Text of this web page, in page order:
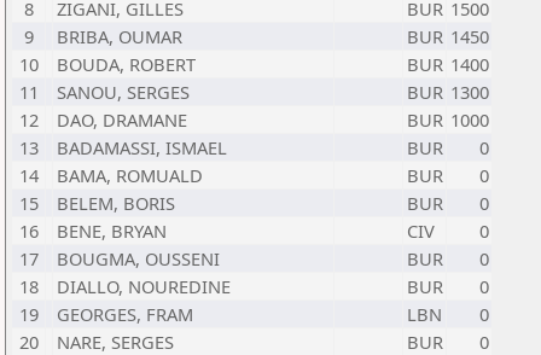
8 ZIGANI, GILLES BUR 1500
9
BRIBA, OUMAR BUR 1450
10
BOUDA, ROBERT BUR 1400
11
SANOU, SERGES BUR 1300
12
DAO, DRAMANE BUR 1000
13
BADAMASSI, ISMAEL BUR
0
14
BAMA, ROMUALD BUR
0
15
BELEM, BORIS BUR
0
16
BENE, BRYAN CIV
0
17
BOUGMA, OUSSENI BUR
0
18
DIALLO, NOUREDINE BUR
0
19
GEORGES, FRAM LBN
0
20
NARE, SERGES BUR
0